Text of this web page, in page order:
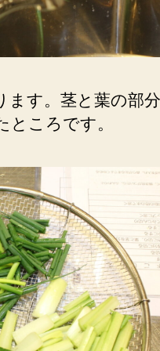
ます。茎と葉の部
ところです。